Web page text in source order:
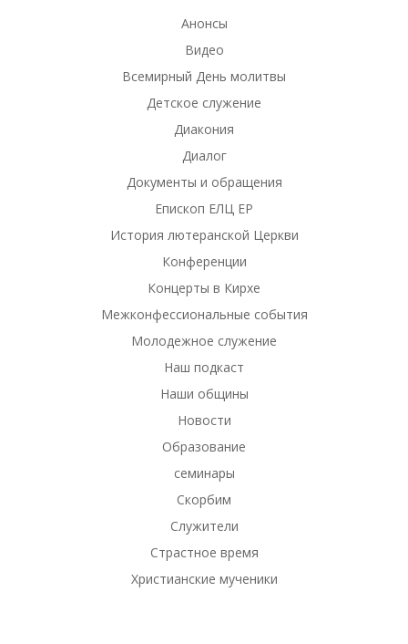
Анонсы
Видео
Всемирный День молитвы
Детское служение
Диакония
Диалог
Документы и обращения
Епископ ЕЛЦ ЕР
История лютеранской Церкви
Конференции
Концерты в Кирхе
Межконфессиональные события
Молодежное служение
Наш подкаст
Наши общины
Новости
Образование
семинары
Скорбим
Служители
Страстное время
Христианские мученики